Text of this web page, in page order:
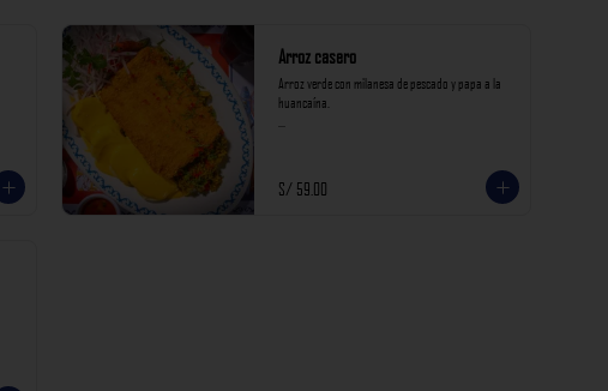
Arroz casero
Arroz verde con milanesa de pescado y papa a la
huancaína.
S/ 59.00